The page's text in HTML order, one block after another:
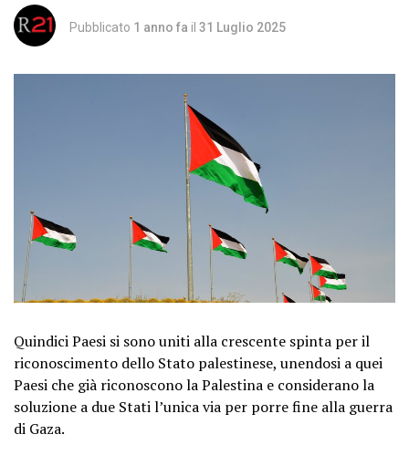
Pubblicato 1 anno fa il 31 Luglio 2025
Quindici Paesi si sono uniti alla crescente spinta per il
riconoscimento dello Stato palestinese, unendosi a quei
Paesi che già riconoscono la Palestina e considerano la
soluzione a due Stati l’unica via per porre fine alla guerra
di Gaza.